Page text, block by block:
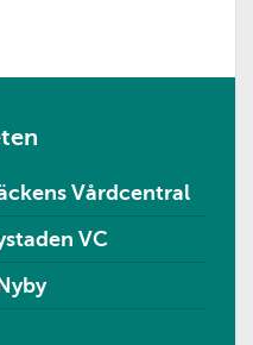
Vårdcentral
VC